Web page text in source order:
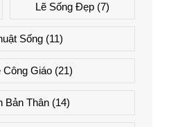
Lẽ Sống Đẹp(7)
Sống (11)
Công Giáo (21)
Bản Thân (14)